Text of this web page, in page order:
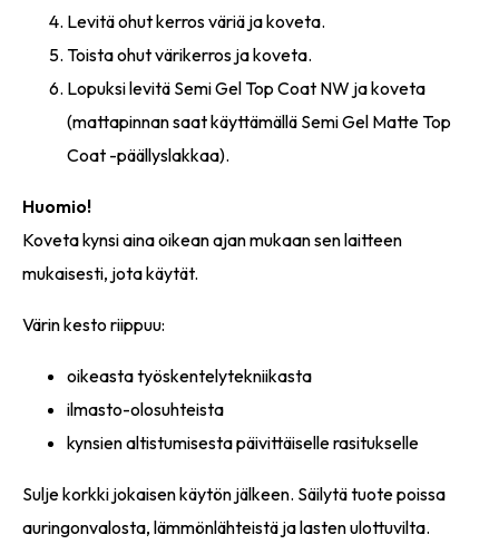
Levitä ohut kerros väriä ja koveta.
Toista ohut värikerros ja koveta.
Lopuksi levitä Semi Gel Top Coat NW ja koveta
(mattapinnan saat käyttämällä Semi Gel Matte Top
Coat -päällyslakkaa).
Huomio!
Koveta kynsi aina oikean ajan mukaan sen laitteen
mukaisesti, jota käytät.
Värin kesto riippuu:
oikeasta työskentelytekniikasta
ilmasto-olosuhteista
kynsien altistumisesta päivittäiselle rasitukselle
Sulje korkki jokaisen käytön jälkeen. Säilytä tuote poissa
auringonvalosta, lämmönlähteistä ja lasten ulottuvilta.